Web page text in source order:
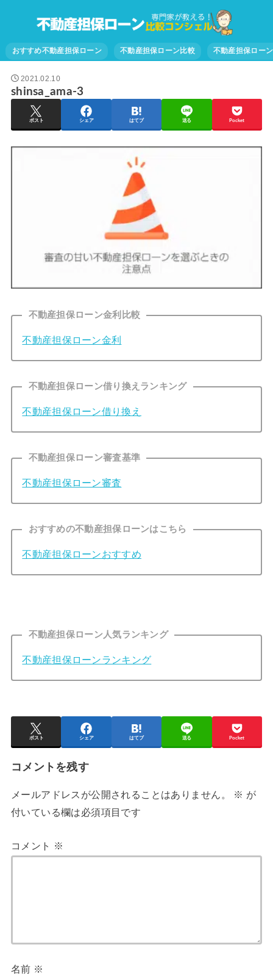
おすすめ不動産担保ローン 不動産担保ローン比較 不動産担保ロー
2021.02.10
shinsa_ama-3
ポスト シェア はてブ 送る Pocket
不動産担保ローン金利比較
不動産担保ローン金利
不動産担保ローン借り換えランキング
不動産担保ローン借り換え
不動産担保ローン審査基準
不動産担保ローン審査
おすすめの不動産担保ローンはこちら
不動産担保ローンおすすめ
不動産担保ローン人気ランキング
不動産担保ローンランキング
ポスト シェア はてブ 送る Pocket
コメントを残す
メールアドレスが公開されることはありません。 ※ が
付いている欄は必須項目です
コメント ※
名前 ※